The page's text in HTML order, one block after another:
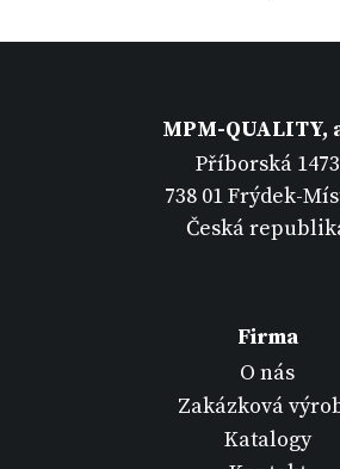
MPM-QUALITY,
Příborská 1473
738 01 Frýdek-
Česká
Firma
O nás
Zakázková
Katalogy